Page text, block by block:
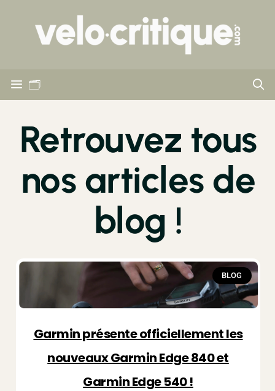
🗂
Retrouvez tous
nos articles de
blog !
BLOG
Garmin présente officiellement les
nouveaux Garmin Edge 840 et
Garmin Edge 540 !